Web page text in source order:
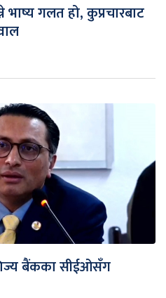
भाष्य गलत हो, कुप्रचारबाट
बैंकका सीईओसँग